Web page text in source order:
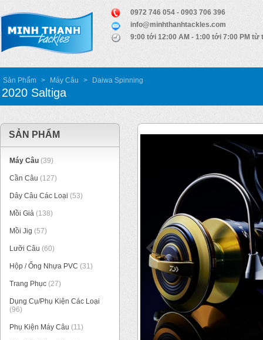
0972 746 054 - 0903 706 396
info@minhthanhtackles.com
9:00 tới 12:00 AM - 1:00 tới 7:00 PM từ
Sản Phẩm > Máy Câu > Daiwa Spinning
2020 Saltiga
SẢN PHẨM
Máy Câu (39)
Cần Câu (127)
Dây Câu Các Loại (53)
Mồi Giả (138)
Mồi Jig (57)
Lưỡi Câu (60)
Hộp / Ống Nhựa PVC (31)
Trang Phục (27)
Dụng Cụ/Phụ Kiện Các Loại
(96)
Phụ Kiện Máy Câu (11)